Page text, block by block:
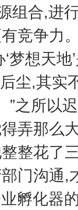
组合,进
竞争力
梦想天
尘,其实
”之所以
弄那么
整花了
门沟通,
孵化器